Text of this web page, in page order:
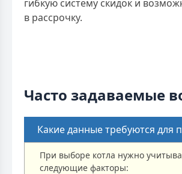
гибкую систему скидок и
в рассрочку.
Часто задаваемые
Какие данные требуются для
При выборе котла нужно
следующие факторы: